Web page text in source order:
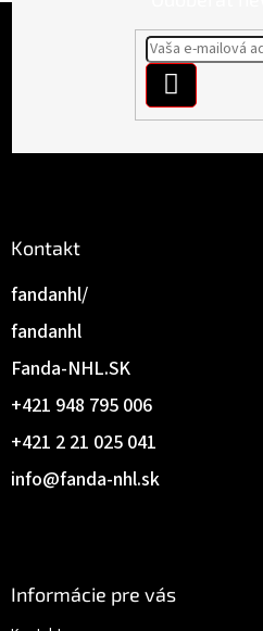
Kontakt
info@fanda-nhl.sk
+421 2 21 025 041
+421 948 795 006
Fanda-NHL.SK
fandanhl
fandanhl/
Informácie pre vás
SA